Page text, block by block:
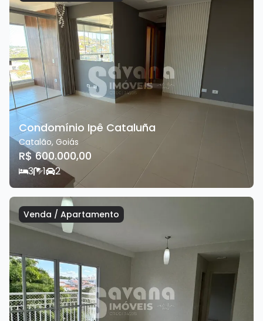
Condomínio Ipê Cataluña
Catalão, Goiás
R$ 600.000,00
3 1 2
Venda / Apartamento